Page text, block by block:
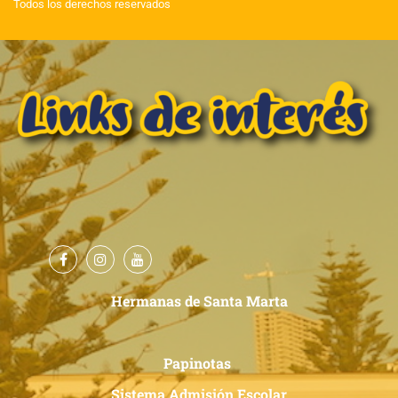
Todos los derechos reservados
Hermanas de Santa Marta
Papinotas
Sistema Admisión Escolar